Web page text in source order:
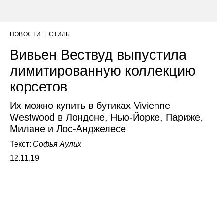
НОВОСТИ | СТИЛЬ
Вивьен Вествуд выпустила
лимитированную коллекцию
корсетов
Их можно купить в бутиках Vivienne
Westwood в Лондоне, Нью-Йорке, Париже,
Милане и Лос-Анджелесе
Текст: Софья Аулих
12.11.19